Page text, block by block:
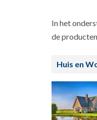
In het
de
Huis en